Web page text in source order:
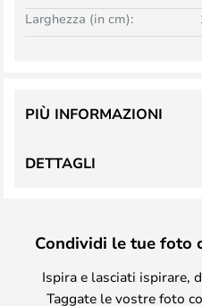
Larghezza (in cm):
DETTAGLI
PIÙ INFORMAZIONI
Condividi le tue foto
Ispira e lasciati ispirare,
Taggate le vostre foto